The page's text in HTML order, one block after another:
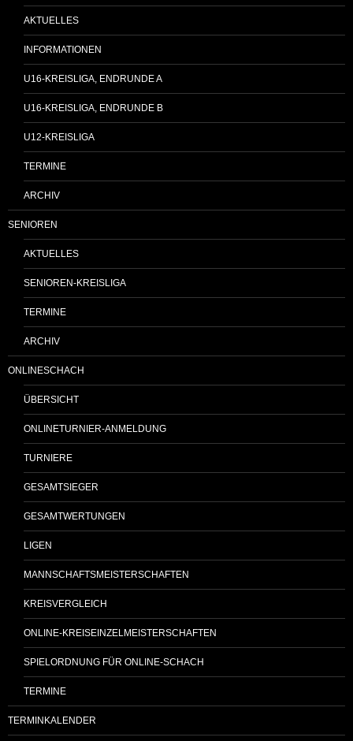
AKTUELLES
INFORMATIONEN
U16-KREISLIGA, ENDRUNDE A
U16-KREISLIGA, ENDRUNDE B
U12-KREISLIGA
TERMINE
ARCHIV
SENIOREN
AKTUELLES
SENIOREN-KREISLIGA
TERMINE
ARCHIV
ONLINESCHACH
ÜBERSICHT
ONLINETURNIER-ANMELDUNG
TURNIERE
GESAMTSIEGER
GESAMTWERTUNGEN
LIGEN
MANNSCHAFTSMEISTERSCHAFTEN
KREISVERGLEICH
ONLINE-KREISEINZELMEISTERSCHAFTEN
SPIELORDNUNG FÜR ONLINE-SCHACH
TERMINE
TERMINKALENDER